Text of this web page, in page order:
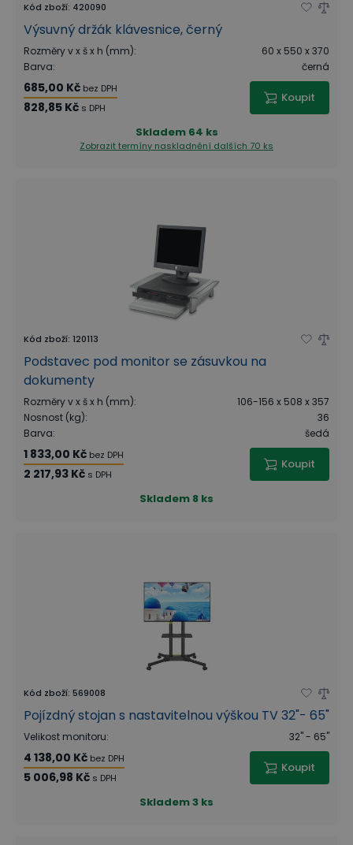
Kód zboží: 420090
Výsuvný držák klávesnice, černý
Rozměry v x š x h (mm):
60 x 550 x 370
Barva: černá
685,00 Kč bez DPH
828,85 Kč s DPH
Koupit
Skladem 64 ks
Zobrazit termíny naskladnění dalších 70 ks
Kód zboží: 120113
Podstavec pod monitor se zásuvkou na
dokumenty
Rozměry v x š x h (mm):
106-156 x 508 x 357
Nosnost (kg):
36
Barva: šedá
1 833,00 Kč bez DPH
2 217,93 Kč s DPH
Koupit
Skladem 8 ks
Kód zboží: 569008
Pojízdný stojan s nastavitelnou výškou TV 32"- 65"
Velikost monitoru: 32" - 65"
4 138,00 Kč bez DPH
5 006,98 Kč s DPH
Koupit
Skladem3 ks